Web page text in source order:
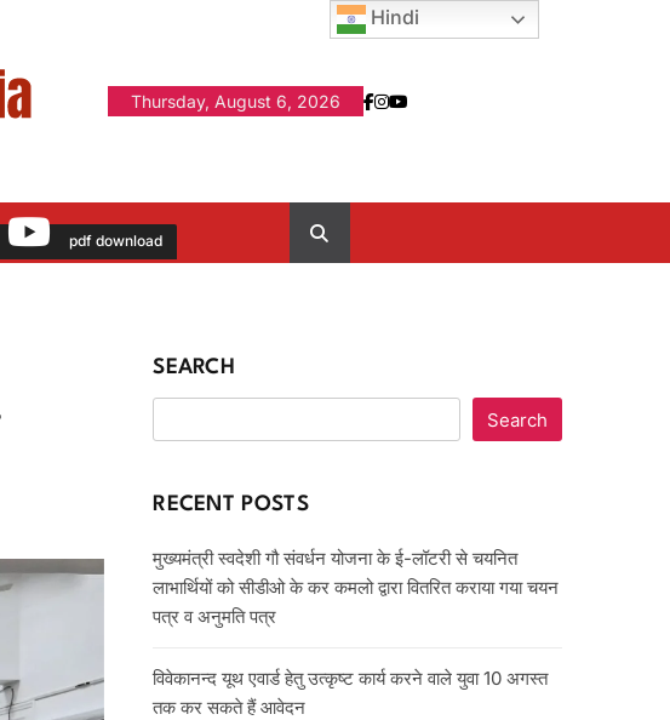
Thursday, August 6, 2026
pdf download
SEARCH
Search
RECENT POSTS
मुख्यमंत्री स्वदेशी गौ संवर्धन योजना के ई-लॉटरी से चयनित
लाभार्थियों को सीडीओ के कर कमलो द्वारा वितरित कराया गया चयन
पत्र व अनुमति पत्र
विवेकानन्द यूथ एवार्ड हेतु उत्कृष्ट कार्य करने वाले युवा 10 अगस्त
तक कर सकते हैं आवेदन
Hindi